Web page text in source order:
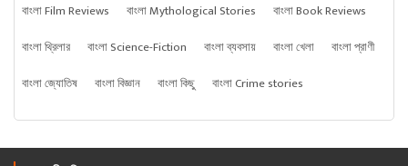
বাংলা Film Reviews
বাংলা Mythological Stories
বাংলা Book Reviews
বাংলা থ্রিলার
বাংলা Science-Fiction বাংলা ব্যবসায় বাংলা খেলা
বাংলা প্রাণী
বাংলা জ্যোতিষ
বাংলা বিজ্ঞান বাংলা কিছু বাংলা Crime stories